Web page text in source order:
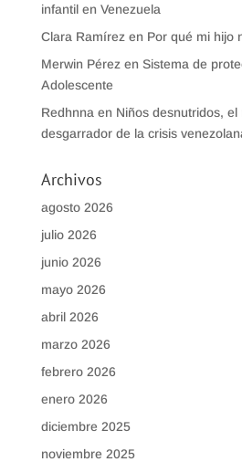
infantil en Venezuela
Clara Ramírez en Por qué mi hijo
Merwin Pérez en Sistema de
Adolescente
Redhnna en Niños desnutridos, el
desgarrador de la crisis
Archivos
agosto 2026
julio 2026
junio 2026
mayo 2026
abril 2026
marzo 2026
febrero 2026
enero 2026
diciembre 2025
noviembre 2025